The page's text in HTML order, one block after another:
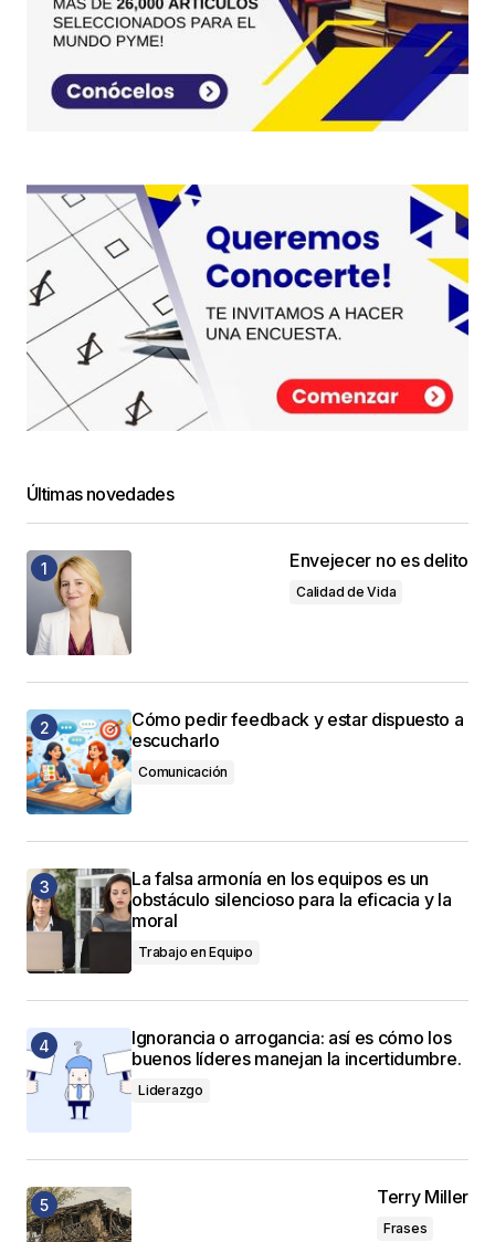
Últimas novedades
Envejecer no es delito
Calidad de Vida
Cómo pedir feedback y estar dispuesto a
escucharlo
Comunicación
La falsa armonía en los equipos es un
obstáculo silencioso para la eficacia y la
moral
Trabajo en Equipo
Ignorancia o arrogancia: así es cómo los
buenos líderes manejan la incertidumbre.
Liderazgo
Terry Miller
Frases